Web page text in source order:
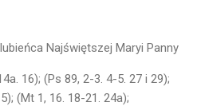
Najświętszej Maryi Panny
16); (Ps 89, 2-3. 4-5. 27 i 29);
(Mt 1, 16. 18-21. 24a);